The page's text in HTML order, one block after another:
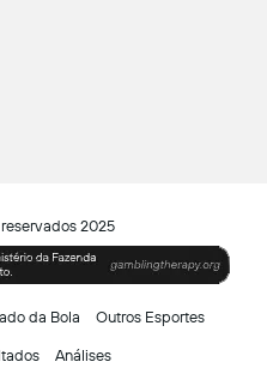
2025
da Bola Outros Esportes
Análises